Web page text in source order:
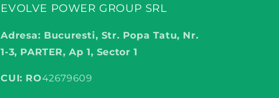
EVOLVE POWER GROUP SRL
Adresa: Bucuresti, Str. Popa Tatu, Nr.
1-3, PARTER, Ap 1, Sector 1
CUI: RO42679609